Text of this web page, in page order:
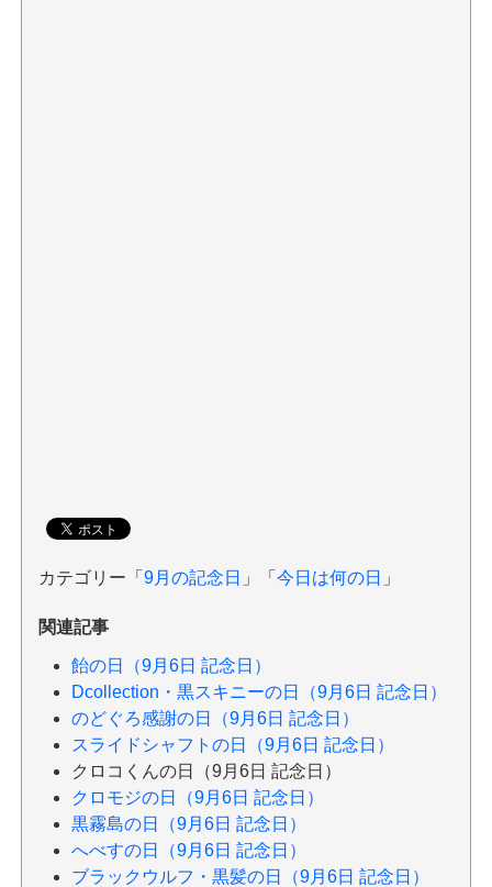
カテゴリー「 9月の記念日 」「 今日は何の日 」
関連記事
飴の日（9月6日 記念日）
Dcollection・黒スキニーの日（9月6日 記念日）
のどぐろ感謝の日（9月6日 記念日）
スライドシャフトの日（9月6日 記念日）
クロコくんの日（9月6日 記念日）
クロモジの日（9月6日 記念日）
黒霧島の日（9月6日 記念日）
へべすの日（9月6日 記念日）
ブラックウルフ・黒髪の日（9月6日 記念日）